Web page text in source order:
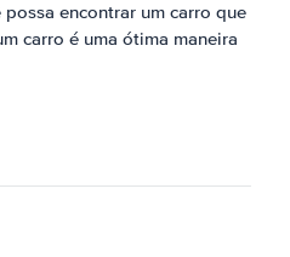
encontrar um carro que
carro é uma ótima maneira